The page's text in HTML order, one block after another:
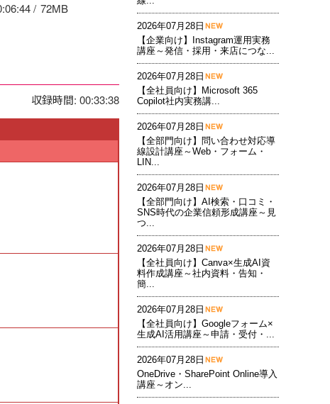
72MB
収録時間: 00:33:38
2026年07月28日
【企業向け】Instagram運用実務
講座～発信・採用・来店につな...
2026年07月28日
【全社員向け】Microsoft 365
Copilot社内実務講...
2026年07月28日
【全部門向け】問い合わせ対応導
線設計講座～Web・フォーム・
LIN...
2026年07月28日
【全部門向け】AI検索・口コミ・
SNS時代の企業信頼形成講座～見
つ...
2026年07月28日
【全社員向け】Canva×生成AI資
料作成講座～社内資料・告知・
簡...
2026年07月28日
【全社員向け】Googleフォーム×
生成AI活用講座～申請・受付・...
2026年07月28日
OneDrive・SharePoint Online導入
講座～オン...